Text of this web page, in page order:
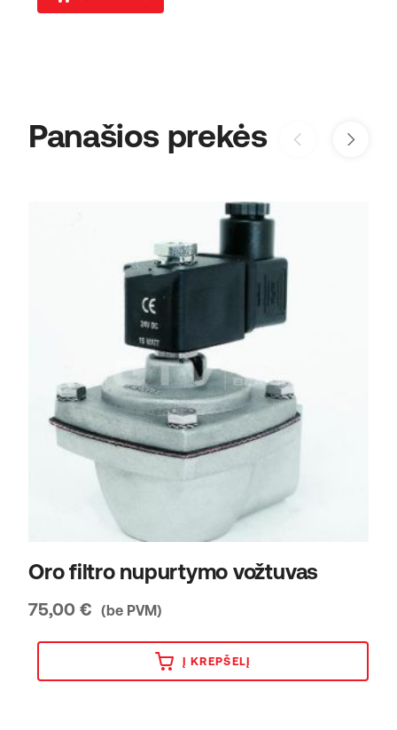
Panašios prekės
Oro filtro nupurtymo vožtuvas
75,00 € (be PVM)
Į KREPŠELĮ